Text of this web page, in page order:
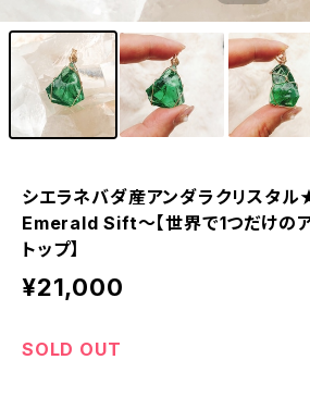
シエラネバダ産アンダラクリスタ
Emerald Sift～【世界で1つだけの
トップ】
¥21,000
SOLD OUT